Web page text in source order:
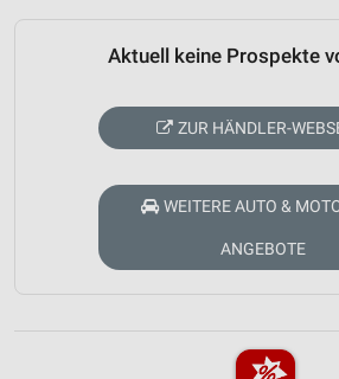
Aktuell keine Prospekte
ZUR HÄNDLER-
WEITERE AUTO &
ANGEBOTE